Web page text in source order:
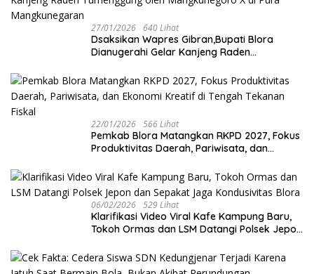
27/01/2026 640 Lihat
‎Dsaksikan Wapres Gibran,Bupati Blora
Dianugerahi Gelar Kanjeng Raden
Mangkunegaran
22/01/2026 566 Lihat
‎Pemkab Blora Matangkan RKPD 2027, Fokus
Produktivitas Daerah, Pariwisata, dan
06/02/2026 529 Lihat
‎Klarifikasi Video Viral Kafe Kampung Baru,
Tokoh Ormas dan LSM Datangi Polsek Jepon